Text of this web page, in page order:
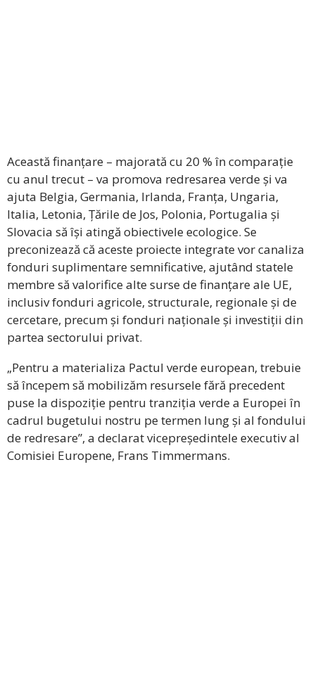
Această finanțare – majorată cu 20 % în comparație
cu anul trecut – va promova redresarea verde și va
ajuta Belgia, Germania, Irlanda, Franța, Ungaria,
Italia, Letonia, Țările de Jos, Polonia, Portugalia și
Slovacia să își atingă obiectivele ecologice. Se
preconizează că aceste proiecte integrate vor canaliza
fonduri suplimentare semnificative, ajutând statele
membre să valorifice alte surse de finanțare ale UE,
inclusiv fonduri agricole, structurale, regionale și de
cercetare, precum și fonduri naționale și investiții din
partea sectorului privat.
„Pentru a materializa Pactul verde european, trebuie
să începem să mobilizăm resursele fără precedent
puse la dispoziție pentru tranziția verde a Europei în
cadrul bugetului nostru pe termen lung și al fondului
de redresare”, a declarat vicepreședintele executiv al
Comisiei Europene, Frans Timmermans.